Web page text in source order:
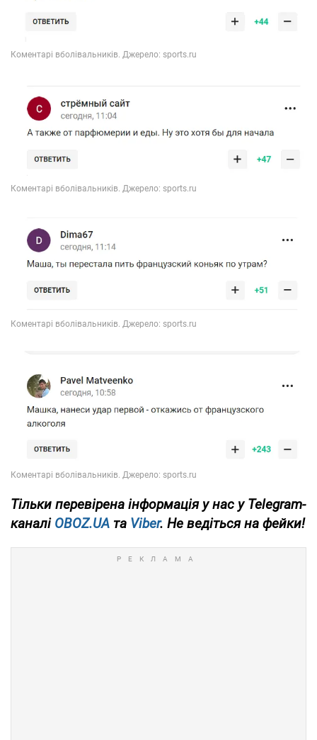
Тільки перевірена інформація у нас у Telegram-
каналі OBOZ.UA та Viber. Не ведіться на фейки!